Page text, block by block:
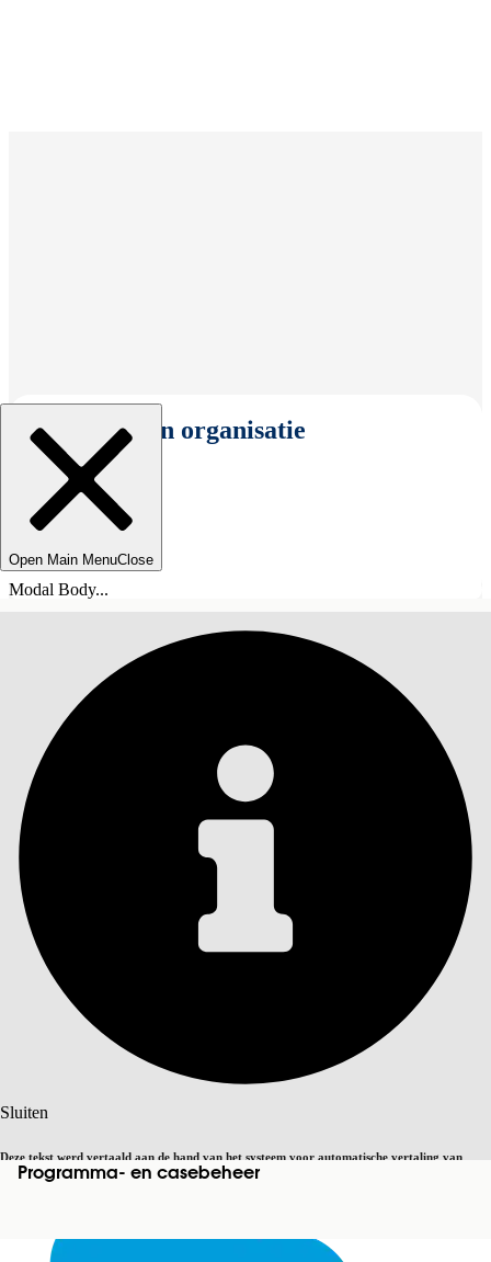
Selecteer een organisatie
Open Main MenuClose
Modal Body...
Sluiten
Deze tekst werd vertaald aan de hand van het systeem voor automatische vertaling van
Salesforce. U vindthiermeer details. Overschakelen op Engels
Programma- en casebeheer
INHOUDSOPGAVE
Zoeken